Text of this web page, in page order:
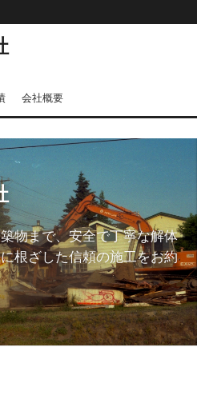
会社概要
物まで、安全で丁寧な解体
根ざした信頼の施工をお約